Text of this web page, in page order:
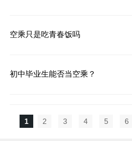
空乘只是吃青春饭吗
初中毕业生能否当空乘？
1 2 3 4 5 6